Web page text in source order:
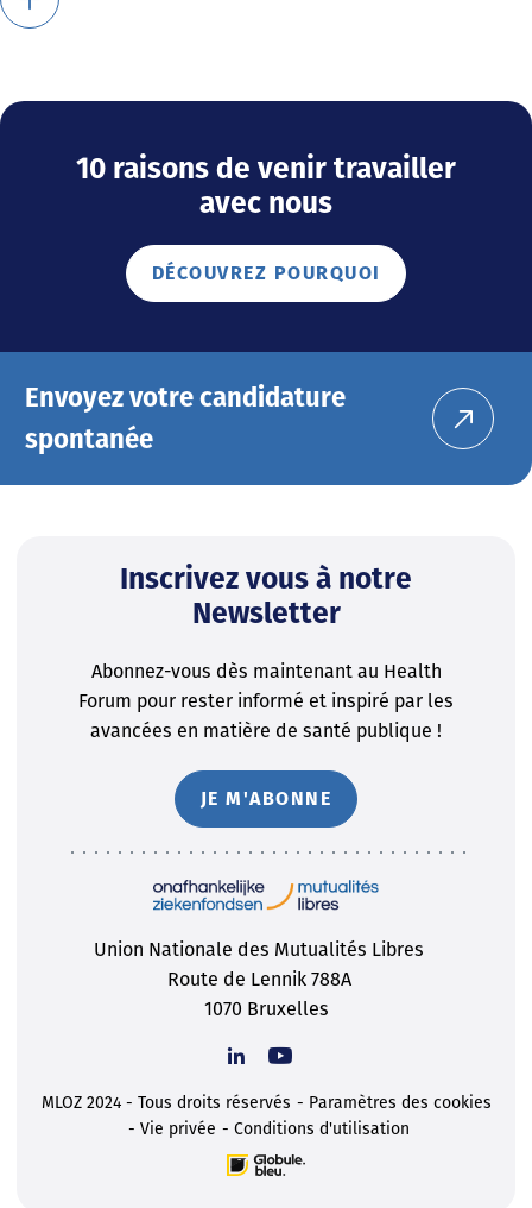
10 raisons de venir travailler
avec nous
DÉCOUVREZ POURQUOI
Envoyez votre candidature
spontanée
Inscrivez vous à notre
Newsletter
Abonnez-vous dès maintenant au Health
Forum pour rester informé et inspiré par les
avancées en matière de santé publique !
JE M'ABONNE
Union Nationale des Mutualités Libres
Route de Lennik 788A
1070 Bruxelles
MLOZ 2024 - Tous droits réservés
Paramètres des cookies
Vie privée
Conditions d'utilisation